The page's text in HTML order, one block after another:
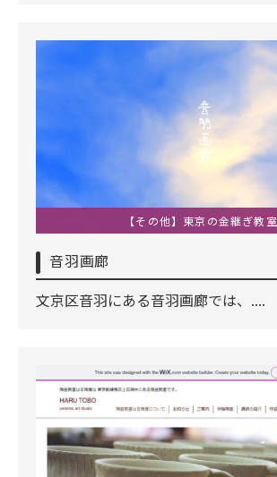
【その他】東京の金継ぎ教室
音羽画廊
文京区音羽にある音羽画廊では、....